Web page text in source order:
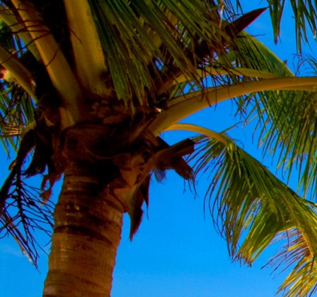
23. hét
Ím, ősziesre fordul
Az érzékek ingerlő törekvése.
A fény megnyilatkozásába
Belevegyül a komor ködök fátyla.
S én a távoli térségben
Az ősz téli álmát nézem.
A nyár teljesen
Átadta önmagát nekem.
24. hét
Önmagát állandóan újrateremtve
A lélek felismeri önmagát,
S a világszellem működik tovább
Az önismeretben újra
S így az Én-érzék akarati
A lélek sötétjéből lesz megteremtve.
25. hét
Csak most tagozódhat belém
S ragyogva árasztja belső fényem